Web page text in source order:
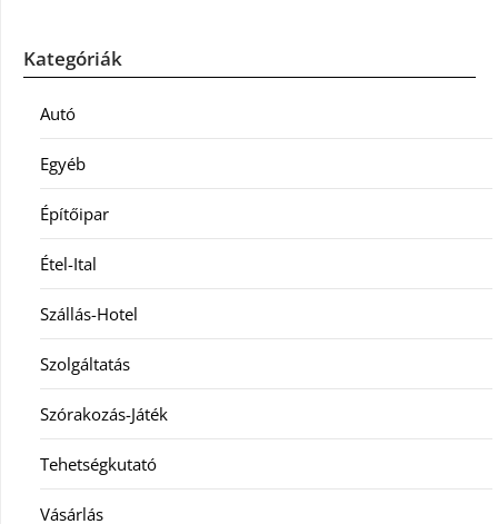
Kategóriák
Autó
Egyéb
Építőipar
Étel-Ital
Szállás-Hotel
Szolgáltatás
Szórakozás-Játék
Tehetségkutató
Vásárlás